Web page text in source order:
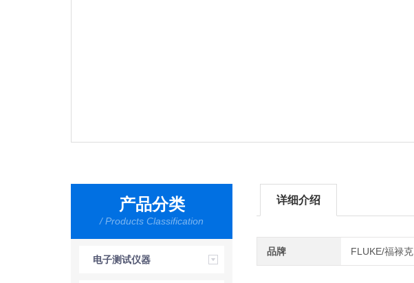
产品分类
/ Products Classification
电子测试仪器
详细介绍
品牌 FLUKE/福禄克